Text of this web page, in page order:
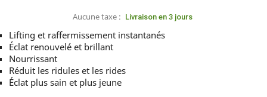
Aucune taxe : Livraison en 3 jours
Lifting et raffermissement instantanés
Éclat renouvelé et brillant
Nourrissant
Réduit les ridules et les rides
Éclat plus sain et plus jeune